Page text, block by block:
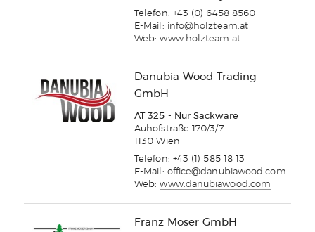
Telefon: +43 (0) 6458 8560
E-Mail: info@holzteam.at
Web:www.holzteam.at
Danubia Wood Trading
GmbH
AT 325 - Nur Sackware
Auhofstraße 170/3/7
1130 Wien
Telefon: +43 (1) 585 18 13
E-Mail: office@danubiawood.com
Web:www.danubiawood.com
Franz Moser GmbH